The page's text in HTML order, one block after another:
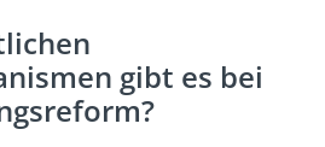
gibt es bei